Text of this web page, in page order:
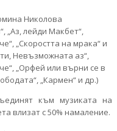
Николова
„Аз, лейди Макбет“,
„Скоростта на мрака“ и
Невъзможната аз“,
„Орфей или върни се в
„Кармен“ и др.)
към музиката на
влизат с 50% намаление.